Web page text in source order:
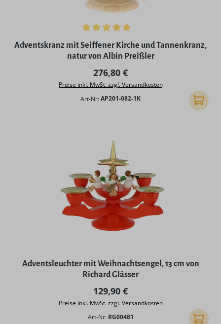
Durchschnittliche Bewertung von 5 von 5 Sternen
Adventskranz mit Seiffener Kirche und Tannenkranz,
natur von Albin Preißler
Regulärer Preis:
276,80 €
Preise inkl. MwSt. zzgl. Versandkosten
Art-Nr:AP201-082-1K In den
Adventsleuchter mit Weihnachtsengel, 13 cm von
Richard Glässer
Regulärer Preis:
129,90 €
Preise inkl. MwSt. zzgl. Versandkosten
Art-Nr: RG00481 In den